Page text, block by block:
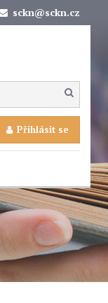
sckn@sckn.cz
Přihlásit se